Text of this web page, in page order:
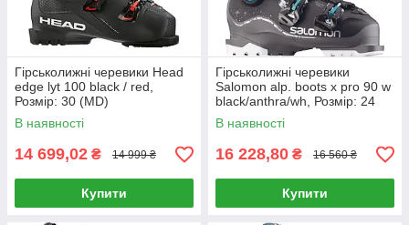
Гірськолижні черевики Head
edge lyt 100 black / red,
Розмір: 30 (MD)
В наявності
14 699,02 ₴ 14 999 ₴
Купити
Гірськолижні черевики
Salomon alp. boots x pro 90 w
black/anthra/wh, Розмір: 24
(MD)
В наявності
16 228,80 ₴ 16 560 ₴
Купити